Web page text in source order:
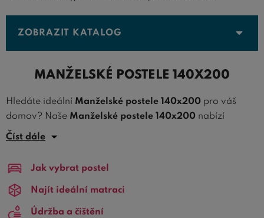
ZOBRAZIT KATALOG
MANŽELSKÉ POSTELE 140X200
Hledáte ideální Manželské postele 140x200 pro váš
domov? Naše Manželské postele 140x200 nabízí
dokonalé řešení pro páry, které chtějí maximální pohodlí
každý centimetr na podlaze má svou cenu. Přesto
poskytují dostatek prostoru pro pohodlný spánek dvou
lidí.
Číst dále
Jak vybrat postel
Najít ideální matraci
Údržba a čištění